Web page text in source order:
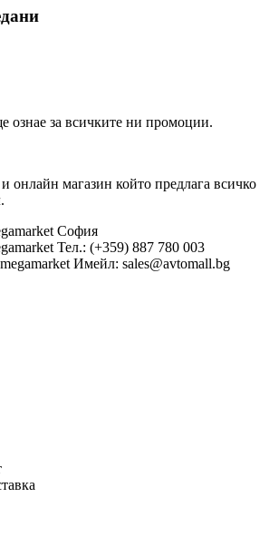
ознае за всичките ни промоции.
онлайн магазин който предлага всичко
София
Тел.: (+359) 887 780 003
Имейл: sales@avtomall.bg